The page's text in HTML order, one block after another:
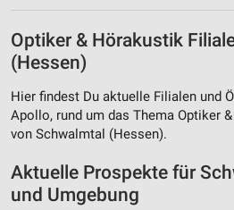
Optiker & Hörakustik
(Hessen)
Hier findest Du aktuelle Filialen und
Apollo, rund um das Thema Optiker
von Schwalmtal (Hessen).
Aktuelle Prospekte für
und Umgebung